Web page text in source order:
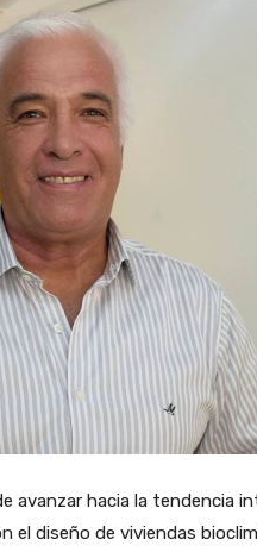
avanzar hacia la tendencia
el diseño de viviendas